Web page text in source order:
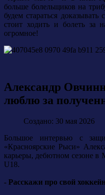
больше болельщиков на
будем стараться
стоит ходить и болеть за
огромное!
Александр
люблю за
Создано: 30 мая 2026
Большое интервью с
«Красноярские Рыси»
карьеры, дебютном сезоне
U18.
- Расскажи про свой